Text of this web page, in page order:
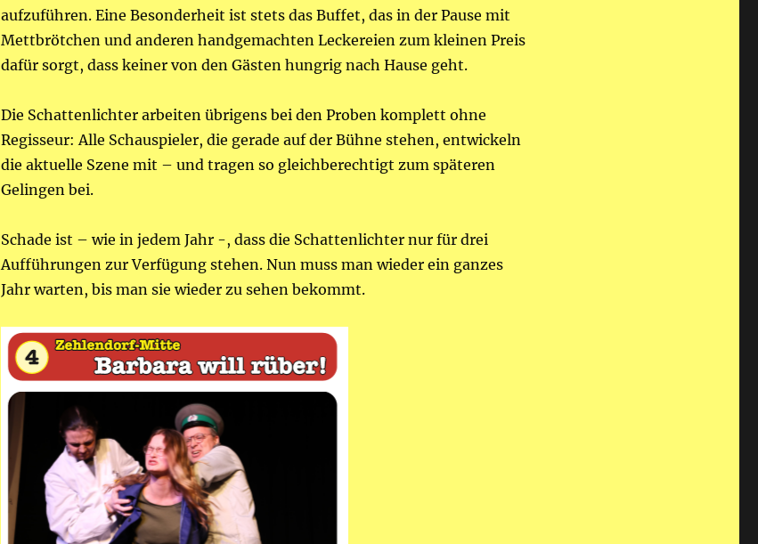
aufzuführen. Eine Besonderheit ist stets das Buffet, das in der Pause mit
Mettbrötchen und anderen handgemachten Leckereien zum kleinen Preis
dafür sorgt, dass keiner von den Gästen hungrig nach Hause geht.
Die Schattenlichter arbeiten übrigens bei den Proben komplett ohne
Regisseur: Alle Schauspieler, die gerade auf der Bühne stehen, entwickeln
die aktuelle Szene mit – und tragen so gleichberechtigt zum späteren
Gelingen bei.
Schade ist – wie in jedem Jahr -, dass die Schattenlichter nur für drei
Aufführungen zur Verfügung stehen. Nun muss man wieder ein ganzes
Jahr warten, bis man sie wieder zu sehen bekommt.